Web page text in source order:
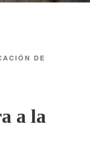
DE
a la